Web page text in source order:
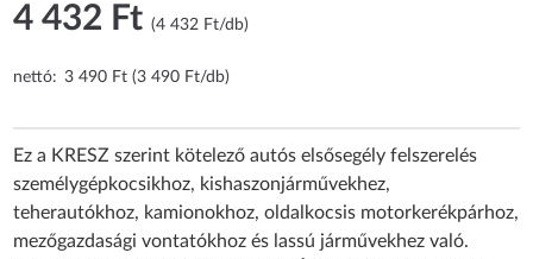
4 432 Ft(4 432 Ft/db)
nettó: 3 490 Ft (3 490 Ft/db)
Ez a KRESZ szerint kötelező autós elsősegély felszerelés
személygépkocsikhoz, kishaszonjárművekhez,
teherautókhoz, kamionokhoz, oldalkocsis motorkerékpárhoz,
mezőgazdasági vontatókhoz és lassú járművekhez való.